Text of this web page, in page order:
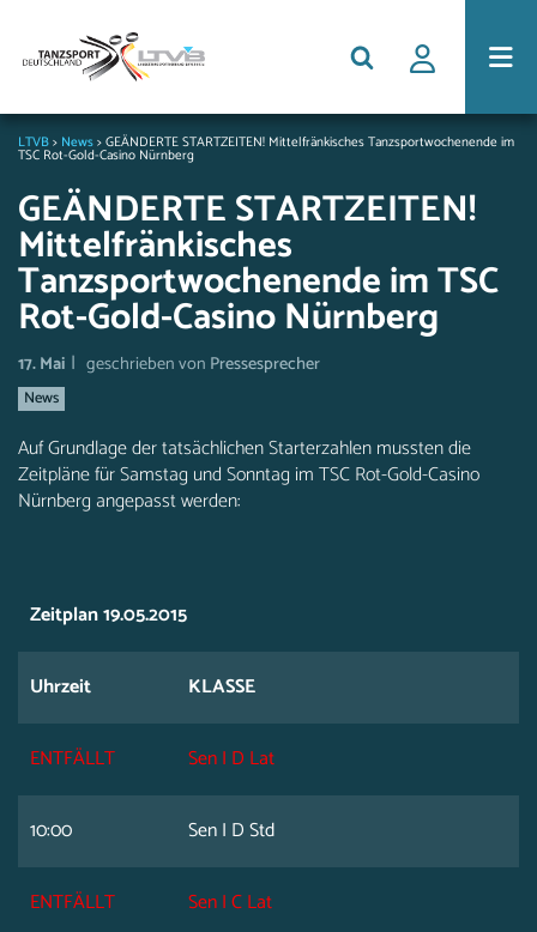
LTVB> News>GEÄNDERTE STARTZEITEN! Mittelfränkisches Tanzsportwochenende im
TSC Rot-Gold-Casino Nürnberg
GEÄNDERTE STARTZEITEN!
Mittelfränkisches
Tanzsportwochenende im TSC
Rot-Gold-Casino Nürnberg
17. Mai | geschrieben von Pressesprecher
News
Auf Grundlage der tatsächlichen Starterzahlen mussten die
Zeitpläne für Samstag und Sonntag im TSC Rot-Gold-Casino
Nürnberg angepasst werden:
Zeitplan 19.05.2015
Uhrzeit KLASSE
ENTFÄLLT Sen I D Lat
10:00 Sen I D Std
ENTFÄLLT Sen I C Lat